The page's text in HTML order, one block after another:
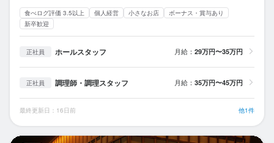
食べログ評価 3.5以上 個人経営 小さなお店
ボーナス・賞与あり
新卒歓迎
正社員 ホールスタッフ 月給： 29万円〜35万円
正社員 調理師・調理スタッフ 月給： 35万円〜45万円
最終更新日：16日前 他1件